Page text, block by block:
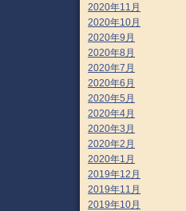
2020年11月
2020年10月
2020年9月
2020年8月
2020年7月
2020年6月
2020年5月
2020年4月
2020年3月
2020年2月
2020年1月
2019年12月
2019年11月
2019年10月